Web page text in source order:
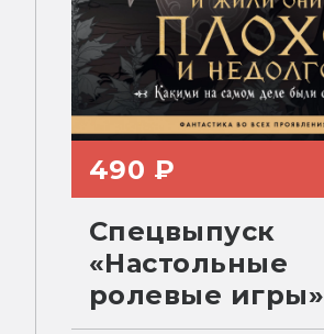
490 ₽
Спецвыпуск
«Настольные
ролевые игры»